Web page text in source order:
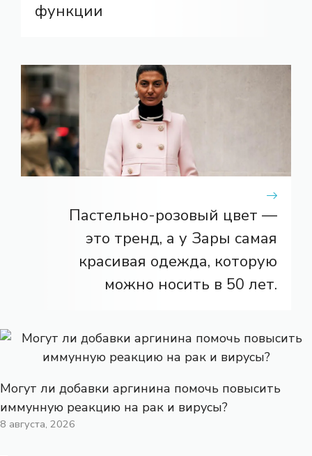
функции
Пастельно-розовый цвет —
это тренд, а у Зары самая
красивая одежда, которую
можно носить в 50 лет.
Могут ли добавки аргинина помочь повысить
иммунную реакцию на рак и вирусы?
8 августа, 2026